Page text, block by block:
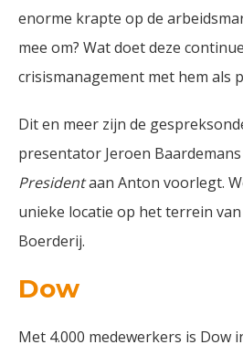
enorme krapte op de
mee om? Wat doet deze
crisismanagement met hem als
Dit en meer zijn de
presentator Jeroen
Presidentaan Anton voorlegt.
unieke locatie op het terrein
Boerderij.
Dow
Met 4.000 medewerkers is Dow